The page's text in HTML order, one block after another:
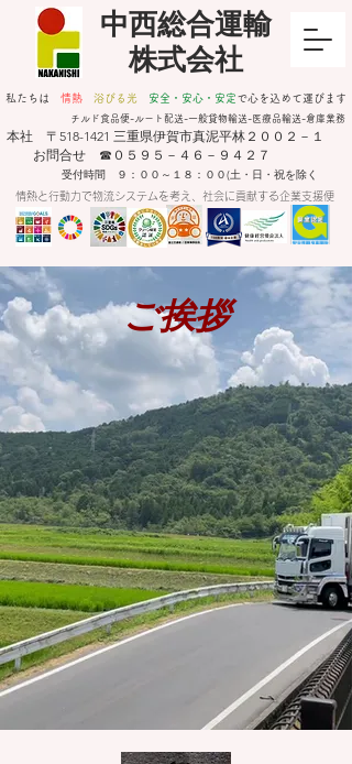
​中西総合運輸
株式会社
私たちは 情熱 浴びる光 安全・安心・安定 ​で心を込めて運びます
チルド食品便-ルート配送-一般貸物輸送-医療品輸送-倉庫業務
情熱と行動力で物流システムを考え、社会に貢献する企業支援便
​本社 〒518-1421 三重県伊賀市真泥平林２００２－１
お問合せ ☎０５９５－４６－９４２７
受付時間 ９：００～１８：００(土・日・祝を除く
​ご挨拶